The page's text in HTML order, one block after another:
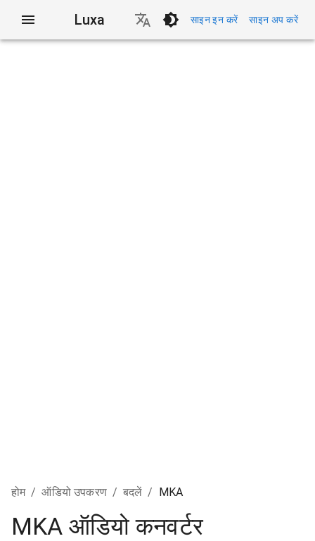
Luxa साइन इन करें साइन अप करें
होम / ऑडियो उपकरण / बदलें / MKA
MKA ऑडियो कनवर्टर